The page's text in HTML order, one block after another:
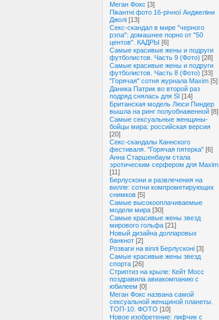
Меган Фокс [3]
Пікантні фото 16-річної Анджеліни
Джолі [13]
Секс-скандал в мире "черного
рэпа": домашнее порно от "50
центов". КАДРЫ [6]
Самые красивые жены и подруги
футболистов. Часть 9 (Фото) [28]
Самые красивые жены и подруги
футболистов. Часть 8 (Фото) [33]
"Горячая" сотня журнала Maxim [5]
Даника Патрик во второй раз
подряд снялась для SI [14]
Британская модель Люси Пиндер
вышла на ринг полуобнаженной [8]
Самые сексуальные женщины-
бойцы мира: российская версия
[20]
Секс-скандалы Каннского
фестиваля. "Горячая пятерка" [6]
Анна Старшенбаум стала
эротическим серфером для Maxim
[11]
Берлускони и развлечения на
вилле: cотни компрометирующих
снимков [5]
Самые высокооплачиваемые
модели мира [30]
Самые красивые жены звезд
мирового гольфа [21]
Новый дизайна долларовых
банкнот [2]
Розваги на віллі Берлусконі [3]
Самые красивые жены звезд
спорта [26]
Стриптиз на крыле: Кейт Мосс
поздравила авиакомпанию с
юбилеем [0]
Меган Фокс названа самой
сексуальной женщиной планеты.
ТОП-10. ФОТО [10]
Новое изобретение: лифчик с